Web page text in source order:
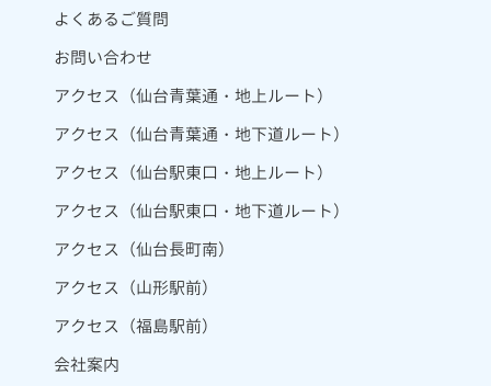
よくあるご質問
お問い合わせ
アクセス（仙台青葉通・地上ルート）
アクセス（仙台青葉通・地下道ルート）
アクセス（仙台駅東口・地上ルート）
アクセス（仙台駅東口・地下道ルート）
アクセス（仙台長町南）
アクセス（山形駅前）
アクセス（福島駅前）
会社案内